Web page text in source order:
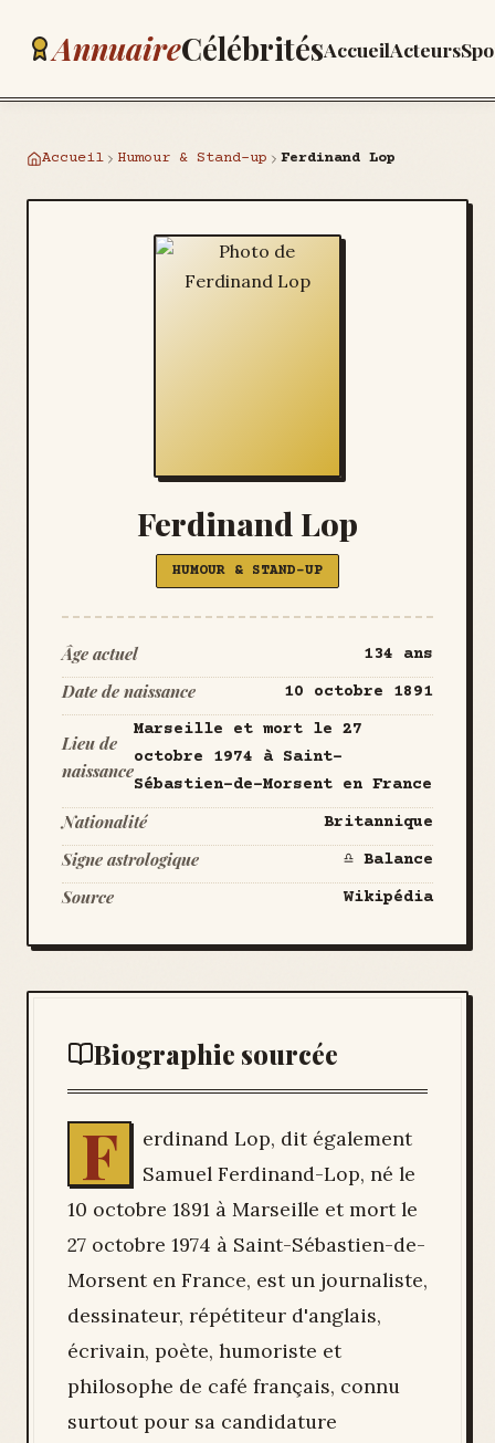
AnnuaireCélébritésAccueilActeurs
Accueil Humour & Stand-up Ferdinand Lop
Ferdinand Lop
HUMOUR & STAND-UP
Âge actuel 134 ans
Date de naissance 10 octobre 1891
Lieu de
naissance
Marseille et mort le 27
octobre 1974 à Saint-
Sébastien-de-Morsent en France
Nationalité Britannique
Signe astrologique ♎ Balance
Source Wikipédia
Biographie sourcée
F
erdinand Lop, dit également
Samuel Ferdinand-Lop, né le
10 octobre 1891 à Marseille et mort le
27 octobre 1974 à Saint-Sébastien-de-
Morsent en France, est un journaliste,
dessinateur, répétiteur d'anglais,
écrivain, poète, humoriste et
philosophe de café français, connu
surtout pour sa candidature